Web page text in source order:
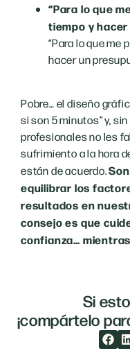
“Para lo que
tiempo y
“Para lo que
hacer un
Pobre… el diseño
si son 5 minutos” y,
profesionales no les
sufrimiento a la hora
están de acuerdo.
equilibrar los
resultados en
consejo es que
confianza…
Si
¡compártelo